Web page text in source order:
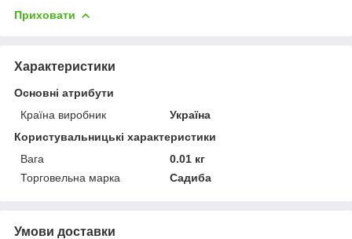
Приховати
Характеристики
Основні атрибути
Країна виробник
Україна
Користувальницькі характеристики
Вага
0.01 кг
Торговельна марка
Садиба
Умови доставки